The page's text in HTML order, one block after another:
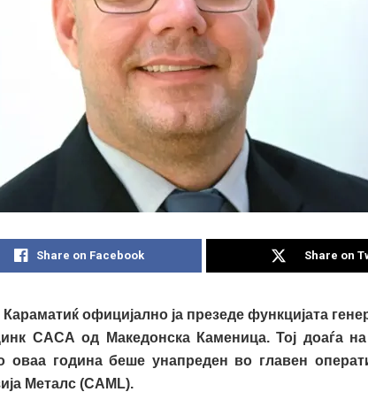
Share on Facebook Share on
официјално ја презеде функцијата
САСА од Македонска Каменица. Тој доаѓа
оваа година беше унапреден во главен
Металс (CAML).